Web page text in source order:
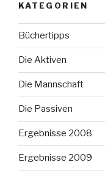
KATEGORIEN
Büchertipps
Die Aktiven
Die Mannschaft
Die Passiven
Ergebnisse 2008
Ergebnisse 2009